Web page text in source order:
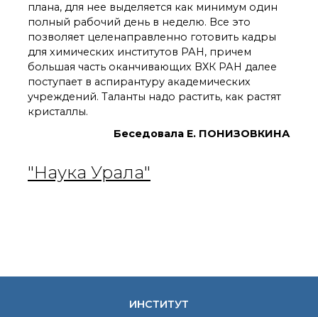
плана, для нее выделяется как минимум один
полный рабочий день в неделю. Все это
позволяет целенаправленно готовить кадры
для химических институтов РАН, причем
большая часть оканчивающих ВХК РАН далее
поступает в аспирантуру академических
учреждений. Таланты надо растить, как растят
кристаллы.
Беседовала Е. ПОНИЗОВКИНА
"Наука Урала"
ИНСТИТУТ